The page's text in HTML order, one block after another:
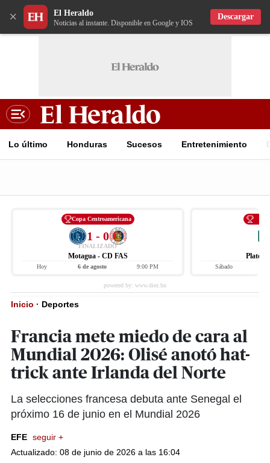
× El Heraldo
Noticias al instante. Disponible en Google y IOS
Descargar
Lo último Honduras Sucesos Entretenimiento
Copa Centroamericana
1 - 0
FINALIZADO
Motagua - CD FAS
Hoy 6 de agosto 9:00 PM Sábado
Inicio · Deportes
Francia mete miedo de cara al
Mundial 2026: Olisé anotó hat-
trick ante Irlanda del Norte
La selecciones francesa debuta ante Senegal el
próximo 16 de junio en el Mundial 2026
EFE seguir +
Actualizado: 08 de junio de 2026 a las 16:04